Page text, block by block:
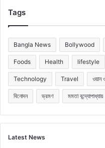
Tags
Bangla News Bollywood
Foods Health lifestyle
Technology Travel ওয়ান
বিনোদন ভ্রমণ মমতা বন্দ্যোপাধ্যায়
Latest News